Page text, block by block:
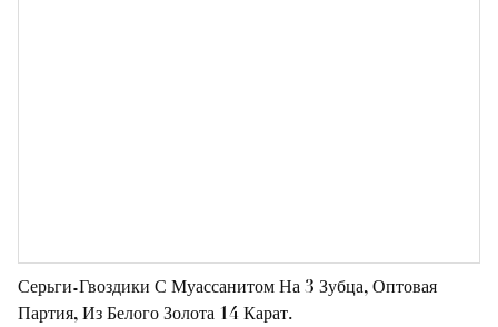
Серьги-Гвоздики С Муассанитом На 3 Зубца, Оптовая
Партия, Из Белого Золота 14 Карат.